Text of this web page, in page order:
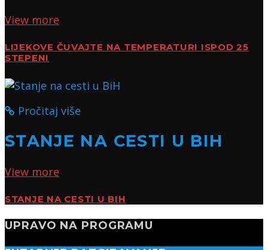
View more
LIJEKOVE ČUVAJTE NA TEMPERATURI ISPOD 25
STEPENI
Pročitaj više
STANJE NA CESTI U BIH
View more
STANJE NA CESTI U BIH
UPRAVO NA PROGRAMU